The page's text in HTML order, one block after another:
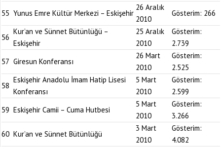
55 Yunus Emre Kültür Merkezi – Eskişehir
26 Aralık
2010
Gösterim: 266
56
Kur’an ve Sünnet Bütünlüğü –
Eskişehir
25 Aralık
2010
Gösterim:
2.739
57 Giresun Konferansı
26 Mart
2010
Gösterim:
2.525
58
Eskişehir Anadolu İmam Hatip Lisesi
Konferansı
5 Mart
2010
Gösterim:
2.599
59 Eskişehir Camii – Cuma Hutbesi
5 Mart
2010
Gösterim:
3.266
60 Kur’an ve Sünnet Bütünlüğü
3 Mart
2010
Gösterim:
4.082